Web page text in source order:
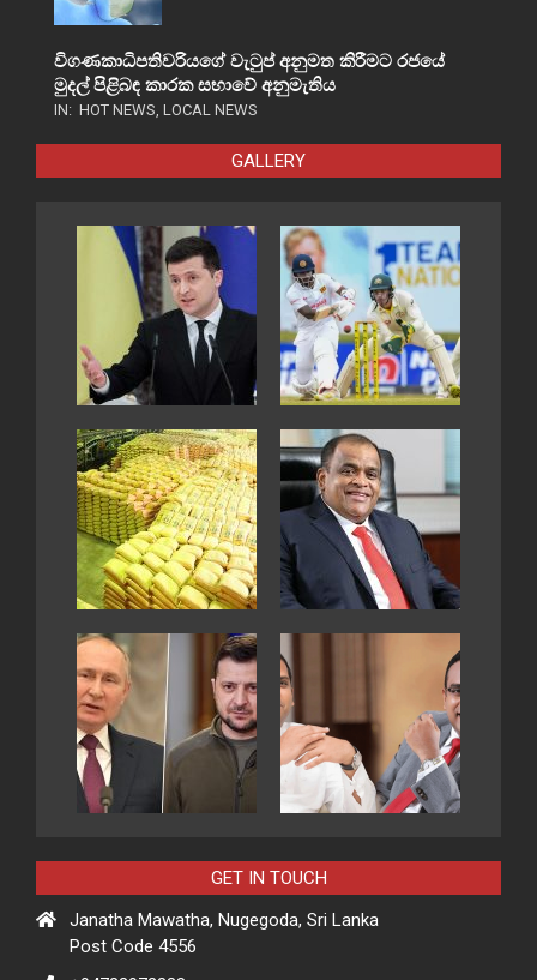
විගණකාධිපතිවරියගේ වැටුප් අනුමත කිරීමට රජයේ
මුදල් පිළිබඳ කාරක සභාවේ අනුමැතිය
IN: HOT NEWS, LOCAL NEWS
GALLERY
GET IN TOUCH
Janatha Mawatha, Nugegoda, Sri Lanka
Post Code 4556